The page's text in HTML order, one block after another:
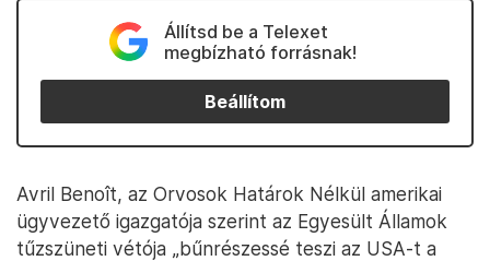
Állítsd be a Telexet
megbízható forrásnak!
Beállítom
Avril Benoît, az Orvosok Határok Nélkül amerikai
ügyvezető igazgatója szerint az Egyesült Államok
tűzszüneti vétója „bűnrészessé teszi az USA-t a